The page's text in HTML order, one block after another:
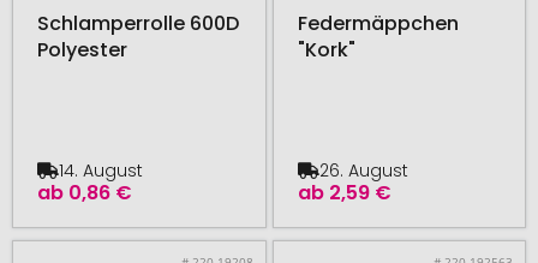
Schlamperrolle 600D
Polyester
ab 0,86 €
14. August
Federmäppchen
"Kork"
ab 2,59 €
26. August